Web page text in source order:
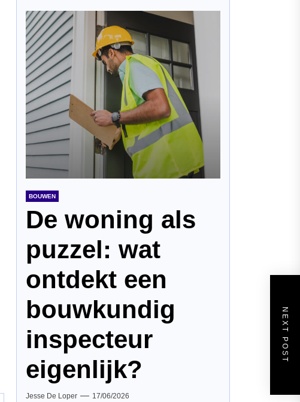
NEXT POST
BOUWEN
De woning als
puzzel: wat
ontdekt een
bouwkundig
inspecteur
eigenlijk?
Jesse De Loper 17/06/2026